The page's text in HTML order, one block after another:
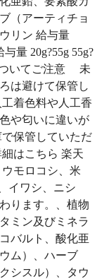
（アーティチョ
リン 給与量
量 20g?55g 55g?
ついてご注意 未
は避けて保管し
着色料や人工香
や匂いに違いが
保管していただ
はこちら 楽天
モロコシ、米
イワシ、ニシ
ります。、植物
ミン及びミネラ
バルト、酸化亜
ム）、ハーブ
シスル）、タウ